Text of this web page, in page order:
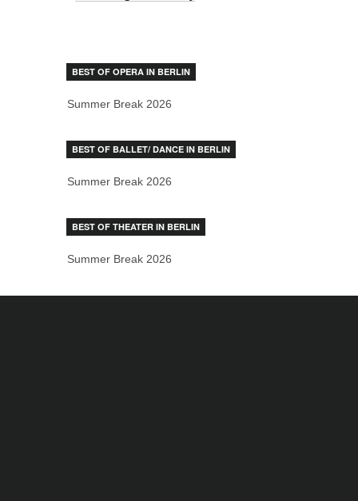
BEST OF OPERA IN BERLIN
Summer Break 2026
BEST OF BALLET/ DANCE IN BERLIN
Summer Break 2026
BEST OF THEATER IN BERLIN
Summer Break 2026